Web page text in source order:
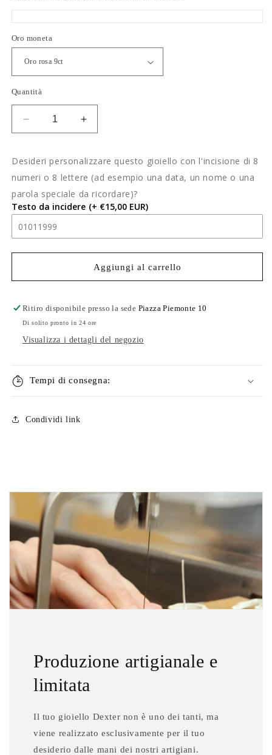
listino
Oro moneta
Quantità
Diminuisci
quantità
Collana
girocollo
argento
al
platino
con
moneta
dell&#39;amore
Aumenta
quantità
Collana
girocollo
argento
al
platino
moneta
dell&#39;amore
oro
Desideri personalizzare questo gioiello con l'incisione di 8
numeri o 8 lettere (ad esempio una data, un nome o una
parola speciale da ricordare)?
Testo da incidere (+ €15,00 EUR)
Aggiungi al carrello
Ritiro disponibile presso la sede Piazza Piemonte 10
Di solito pronto in 24 ore
Visualizza i dettagli del negozio
Tempi di consegna:
Condividi link
Produzione artigianale e
limitata
Il tuo gioiello Dexter non è uno dei tanti, ma
viene realizzato esclusivamente per il tuo
desiderio dalle mani dei nostri artigiani.